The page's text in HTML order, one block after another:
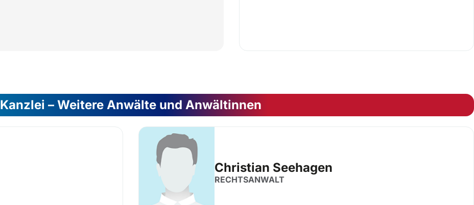
Kanzlei – Weitere Anwälte und Anwältinnen
Christian Seehagen
RECHTSANWALT